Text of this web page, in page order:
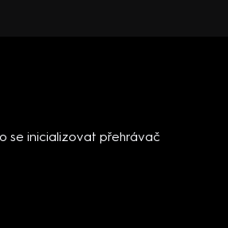
se inicializovat přehrávač